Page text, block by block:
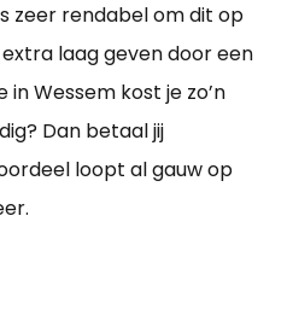
zeer rendabel om dit op
laag geven door een
Wessem kost je zo’n
Dan betaal jij
loopt al gauw op